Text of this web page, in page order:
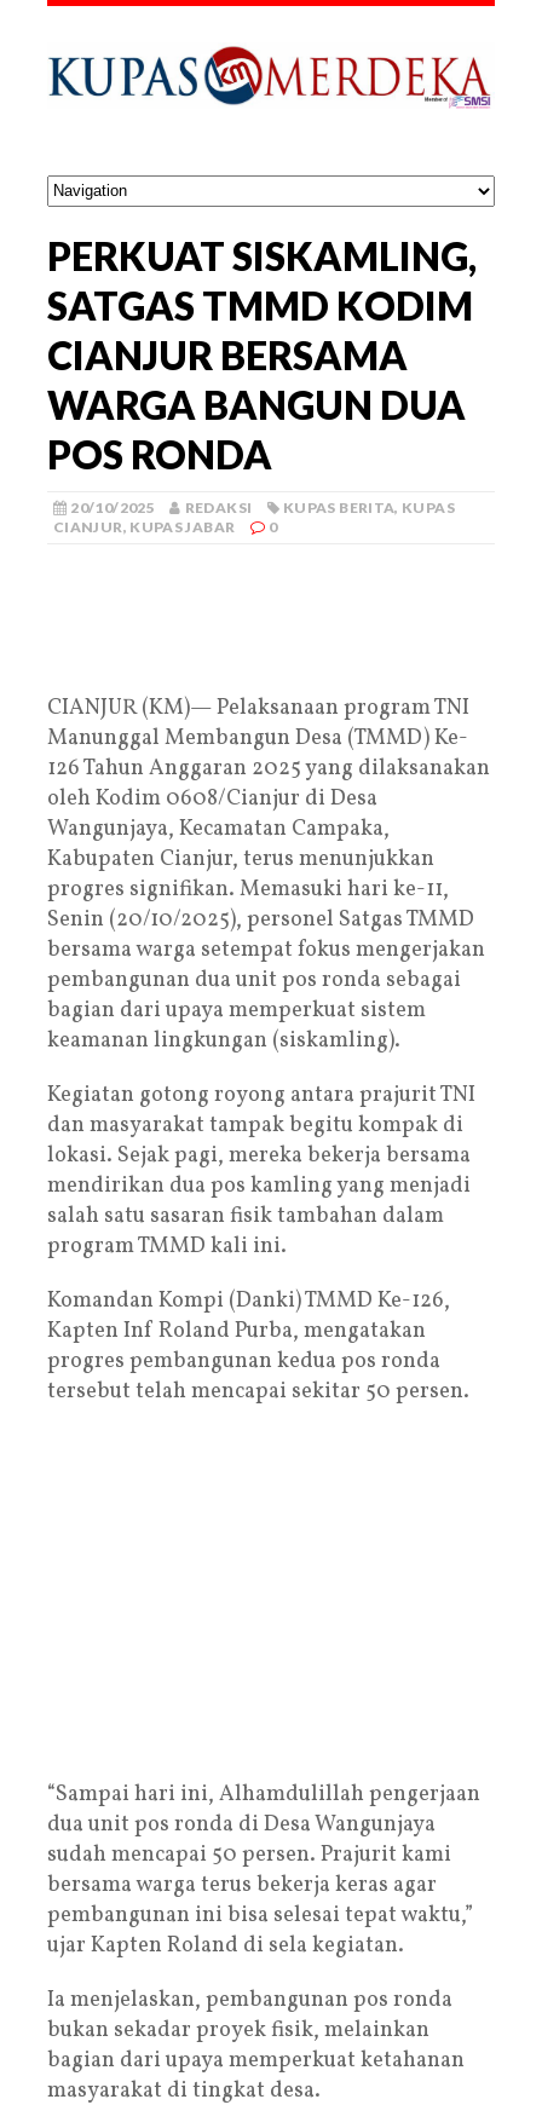
PERKUAT SISKAMLING,
SATGAS TMMD KODIM
CIANJUR BERSAMA
WARGA BANGUN DUA
POS RONDA
20/10/2025 REDAKSI KUPAS BERITA, KUPAS
CIANJUR, KUPAS JABAR 0
CIANJUR (KM)— Pelaksanaan program TNI
Manunggal Membangun Desa (TMMD) Ke-
126 Tahun Anggaran 2025 yang dilaksanakan
oleh Kodim 0608/Cianjur di Desa
Wangunjaya, Kecamatan Campaka,
Kabupaten Cianjur, terus menunjukkan
progres signifikan. Memasuki hari ke-11,
Senin (20/10/2025), personel Satgas TMMD
bersama warga setempat fokus mengerjakan
pembangunan dua unit pos ronda sebagai
bagian dari upaya memperkuat sistem
keamanan lingkungan (siskamling).
Kegiatan gotong royong antara prajurit TNI
dan masyarakat tampak begitu kompak di
lokasi. Sejak pagi, mereka bekerja bersama
mendirikan dua pos kamling yang menjadi
salah satu sasaran fisik tambahan dalam
program TMMD kali ini.
Komandan Kompi (Danki) TMMD Ke-126,
Kapten Inf Roland Purba, mengatakan
progres pembangunan kedua pos ronda
tersebut telah mencapai sekitar 50 persen.
“Sampai hari ini, Alhamdulillah pengerjaan
dua unit pos ronda di Desa Wangunjaya
sudah mencapai 50 persen. Prajurit kami
bersama warga terus bekerja keras agar
pembangunan ini bisa selesai tepat waktu,”
ujar Kapten Roland di sela kegiatan.
Ia menjelaskan, pembangunan pos ronda
bukan sekadar proyek fisik, melainkan
bagian dari upaya memperkuat ketahanan
masyarakat di tingkat desa.